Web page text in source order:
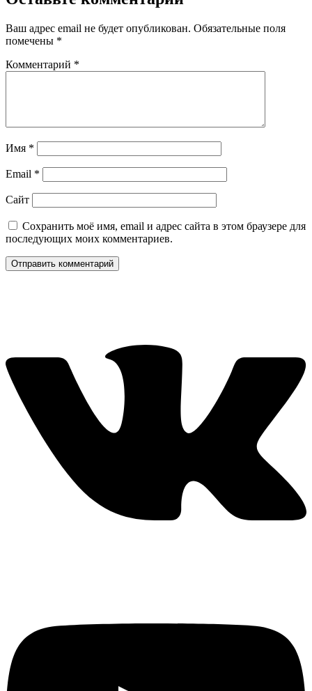
Ваш адрес email не будет опубликован. Обязательные поля
помечены *
Комментарий *
Имя *
Email *
Сайт
Сохранить моё имя, email и адрес сайта в этом браузере для
последующих моих комментариев.